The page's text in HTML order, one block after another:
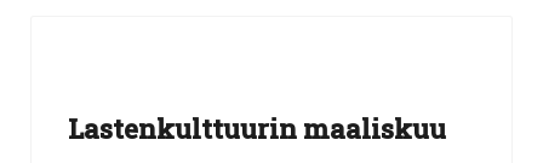
Lastenkulttuurin maaliskuu